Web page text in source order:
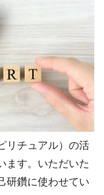
リチュアル）の活
ます。いただいた
研鑽に使わせてい